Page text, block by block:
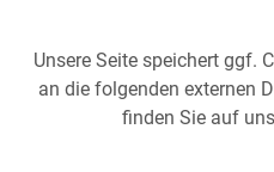
Unsere Seite speichert ggf.
an die folgenden externen
finden Sie auf